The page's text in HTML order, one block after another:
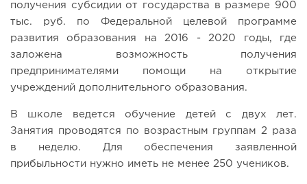
получения субсидии от государства в размере 900
тыс. руб. по Федеральной целевой программе
развития образования на 2016 - 2020 годы, где
заложена возможность получения
предпринимателями помощи на открытие
учреждений дополнительного образования.
В школе ведется обучение детей с двух лет.
Занятия проводятся по возрастным группам 2 раза
в неделю. Для обеспечения заявленной
прибыльности нужно иметь не менее 250 учеников.